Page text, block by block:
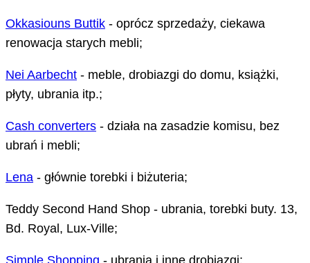
Okkasiouns Buttik - oprócz sprzedaży, ciekawa
renowacja starych mebli;
Nei Aarbecht - meble, drobiazgi do domu, książki,
płyty, ubrania itp.;
Cash converters - działa na zasadzie komisu, bez
ubrań i mebli;
Lena - głównie torebki i biżuteria;
Teddy Second Hand Shop - ubrania, torebki buty. 13,
Bd. Royal, Lux-Ville;